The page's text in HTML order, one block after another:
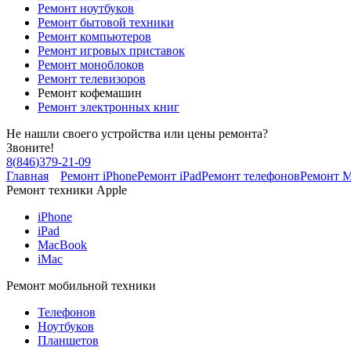
Ремонт ноутбуков
Ремонт бытовой техники
Ремонт компьютеров
Ремонт игровых приставок
Ремонт моноблоков
Ремонт телевизоров
Ремонт кофемашин
Ремонт электронных книг
Не нашли своего устройства или цены ремонта?
Звоните!
8(846)379-21-09
Главная
Ремонт iPhoneРемонт iPadРемонт телефоновРемонт
Ремонт техники Apple
iPhone
iPad
MacBook
iMac
Ремонт мобильной техники
Телефонов
Ноутбуков
Планшетов